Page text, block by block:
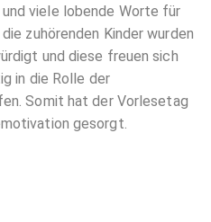
viele lobende Worte für
zuhörenden Kinder wurden
und diese freuen sich
in die Rolle der
Somit hat der Vorlesetag
gesorgt.